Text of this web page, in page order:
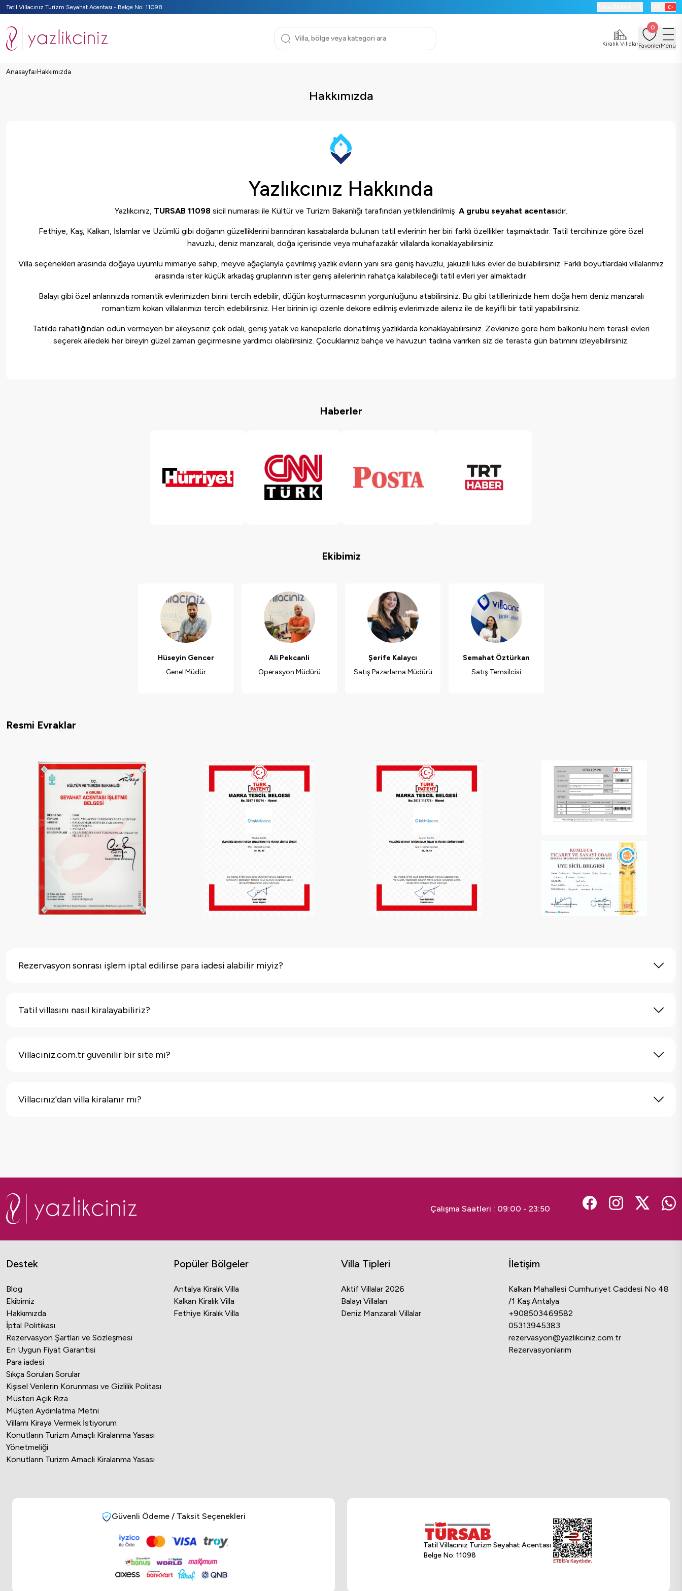
Tatil Villacınız Turizm Seyahat Acentası - Belge No: 11098
Kiralık Villalar
0
FavorilerMenü
Anasayfa Hakkımızda
Hakkımızda
Yazlıkcınız Hakkında
Yazlıkcınız, TURSAB 11098 sicil numarası ile Kültür ve Turizm Bakanlığı tarafından yetkilendirilmiş A grubu seyahat acentasıdır.
Fethiye, Kaş, Kalkan, İslamlar ve Üzümlü gibi doğanın güzelliklerini barındıran kasabalarda bulunan tatil evlerinin her biri farklı özellikler taşımaktadır. Tatil tercihinize göre özel
havuzlu, deniz manzaralı, doğa içerisinde veya muhafazakâr villalarda konaklayabilirsiniz.
Villa seçenekleri arasında doğaya uyumlu mimariye sahip, meyve ağaçlarıyla çevrilmiş yazlık evlerin yanı sıra geniş havuzlu, jakuzili lüks evler de bulabilirsiniz. Farklı boyutlardaki villalarımız
arasında ister küçük arkadaş gruplarının ister geniş ailelerinin rahatça kalabileceği tatil evleri yer almaktadır.
Balayı gibi özel anlarınızda romantik evlerimizden birini tercih edebilir, düğün koşturmacasının yorgunluğunu atabilirsiniz. Bu gibi tatillerinizde hem doğa hem deniz manzaralı
romantizm kokan villalarımızı tercih edebilirsiniz. Her birinin içi özenle dekore edilmiş evlerimizde aileniz ile de keyifli bir tatil yapabilirsiniz.
Tatilde rahatlığından ödün vermeyen bir aileyseniz çok odalı, geniş yatak ve kanepelerle donatılmış yazlıklarda konaklayabilirsiniz. Zevkinize göre hem balkonlu hem teraslı evleri
seçerek ailedeki her bireyin güzel zaman geçirmesine yardımcı olabilirsiniz. Çocuklarınız bahçe ve havuzun tadına varırken siz de terasta gün batımını izleyebilirsiniz.
Haberler
Ekibimiz
Hüseyin Gencer
Genel Müdür
Ali Pekcanli
Operasyon Müdürü
Şerife Kalaycı
Satış Pazarlama Müdürü
Semahat Öztürkan
Satış Temsilcisi
Resmi Evraklar
Rezervasyon sonrası işlem iptal edilirse para iadesi alabilir miyiz?
rezervasyon ön ödemenizi tamamladıktan 24 saat içerisinde koşulsuz iade veya villa değişim imkanı sunmaktayız.
Tatil villasını nasıl kiralayabiliriz?
evlere göz atmak için villa seçeneklerini inceleyebilirsiniz. Siz de sitemiz aracılığıyla hayal ettiğiniz villayı kolayca kiralayabilirsiniz.
Villaciniz.com.tr güvenilir bir site mi?
yetkilendirilmişA grubu seyahat acentasıdır
Villacınız'dan villa kiralanır mı?
Çalışma Saatleri : 09:00 - 23:50
Destek
Blog
Ekibimiz
Hakkımızda
İptal Politikası
Rezervasyon Şartları ve Sözleşmesi
En Uygun Fiyat Garantisi
Para iadesi
Sıkça Sorulan Sorular
Kişisel Verilerin Korunması ve Gizlilik Politası
Müsteri Açık Rıza
Müşteri Aydınlatma Metni
Villamı Kiraya Vermek İstiyorum
Konutların Turizm Amaçlı Kiralanma Yasası
Yönetmeliği
Konutların Turizm Amacli Kiralanma Yasasi
Popüler Bölgeler
Antalya Kiralık Villa
Kalkan Kiralık Villa
Fethiye Kiralık Villa
Villa Tipleri
Aktif Villalar 2026
Balayı Villaları
Deniz Manzaralı Villalar
İletişim
Kalkan Mahallesi Cumhuriyet Caddesi No 48
/1 Kaş Antalya
+908503469582
05313945383
rezervasyon@yazlikciniz.com.tr
Rezervasyonlarım
Güvenli Ödeme / Taksit Seçenekleri
Tatil Villacınız Turizm Seyahat Acentası
Belge No: 11098
Online Musteri Temsilcisi